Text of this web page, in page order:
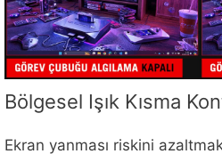
Bölgesel Işık Kısma
Ekran yanması riskini